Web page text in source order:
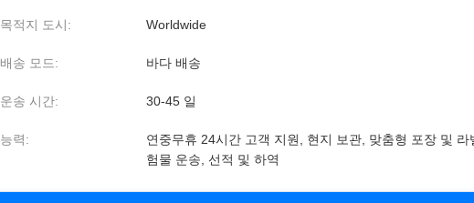
목적지 도시: Worldwide
배송 모드: 바다 배송
운송 시간: 30-45 일
능력:
연중무휴 24시간 고객 지원, 현지 보관, 맞춤형 포장 및 라
험물 운송, 선적 및 하역